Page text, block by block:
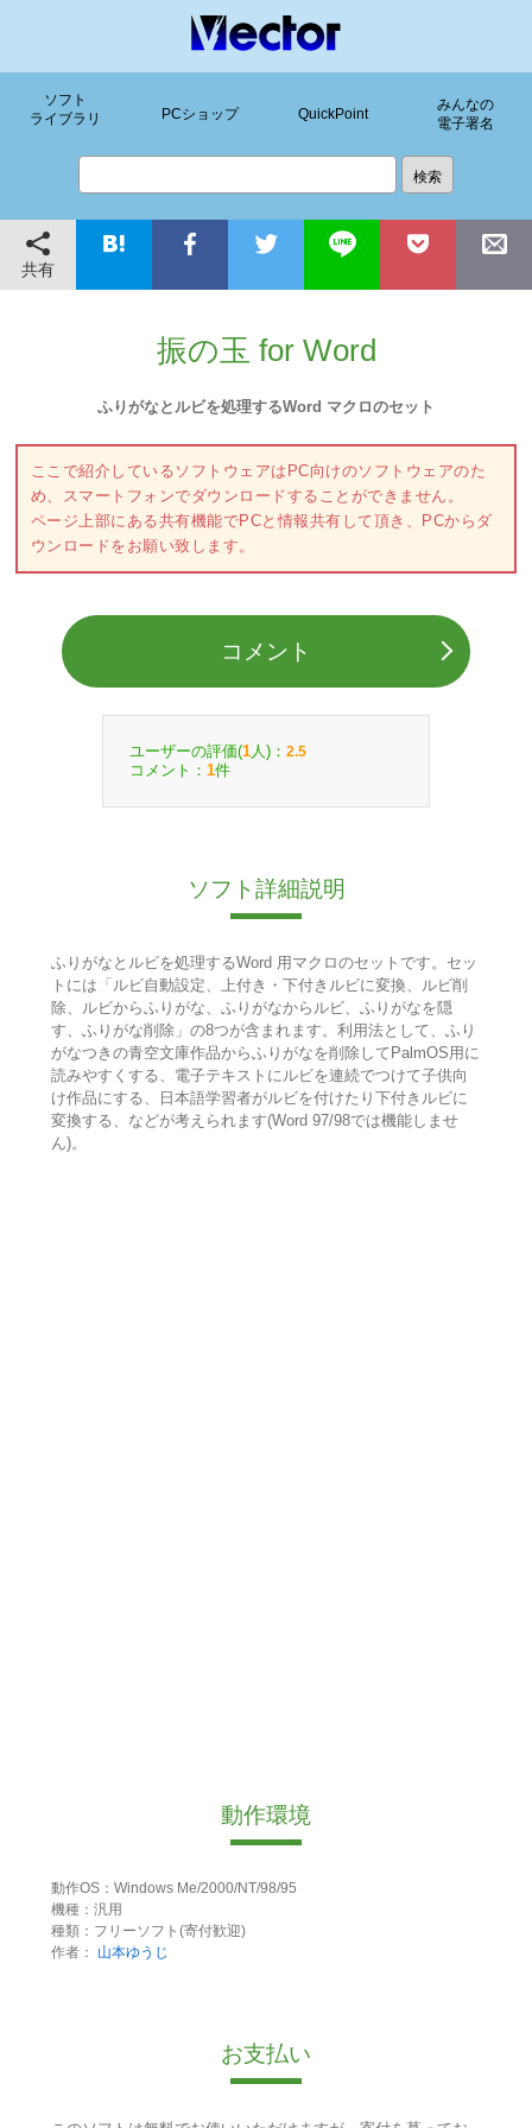
ソフト
ライブラリ
PCショップ QuickPoint
みんなの
電子署名
共有
振の玉 for Word
ふりがなとルビを処理するWord マクロのセット
ここで紹介しているソフトウェアはPC向けのソフトウェアのた
め、スマートフォンでダウンロードすることができません。
ページ上部にある共有機能でPCと情報共有して頂き、PCからダ
ウンロードをお願い致します。
コメント
ユーザーの評価(1 人)： 2.5
コメント： 1件
ソフト詳細説明
ふりがなとルビを処理するWord 用マクロのセットです。セッ
トには「ルビ自動設定、上付き・下付きルビに変換、ルビ削
除、ルビからふりがな、ふりがなからルビ、ふりがなを隠
す、ふりがな削除」の8つが含まれます。利用法として、ふり
がなつきの青空文庫作品からふりがなを削除してPalmOS用に
読みやすくする、電子テキストにルビを連続でつけて子供向
け作品にする、日本語学習者がルビを付けたり下付きルビに
変換する、などが考えられます(Word 97/98では機能しませ
ん)。
動作環境
動作OS：Windows Me/2000/NT/98/95
機種：汎用
種類：フリーソフト(寄付歓迎)
作者：
山本ゆうじ
お支払い